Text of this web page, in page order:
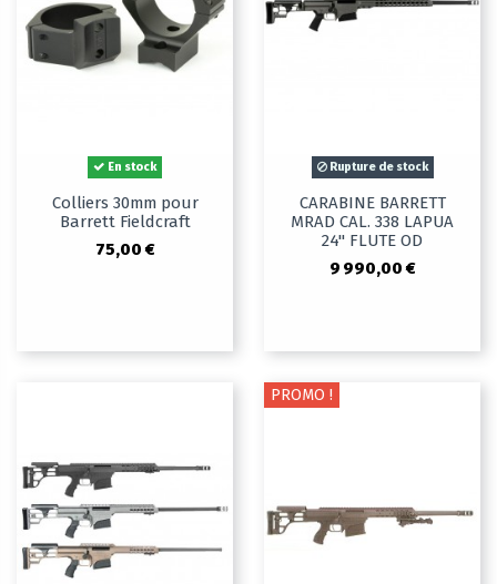
En stock
Colliers 30mm pour
Barrett Fieldcraft
75,00 €
Rupture de stock
CARABINE BARRETT
MRAD CAL. 338 LAPUA
24" FLUTE OD
9 990,00 €
PROMO !